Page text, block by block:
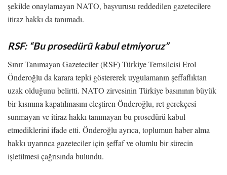
şekilde onaylamayan NATO, başvurusu reddedilen gazetecilere
itiraz hakkı da tanımadı.
RSF: “Bu prosedürü kabul etmiyoruz”
Sınır Tanımayan Gazeteciler (RSF) Türkiye Temsilcisi Erol
Önderoğlu da karara tepki göstererek uygulamanın şeffaflıktan
uzak olduğunu belirtti. NATO zirvesinin Türkiye basınının büyük
bir kısmına kapatılmasını eleştiren Önderoğlu, ret gerekçesi
sunmayan ve itiraz hakkı tanımayan bu prosedürü kabul
etmediklerini ifade etti. Önderoğlu ayrıca, toplumun haber alma
hakkı uyarınca gazeteciler için şeffaf ve olumlu bir sürecin
işletilmesi çağrısında bulundu.